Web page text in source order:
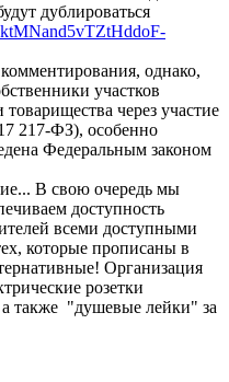
дублироваться
однако,
участков
через участие
217-ФЗ), особенно
Федеральным законом
В свою очередь мы
доступность
всеми доступными
которые прописаны в
Организация
розетки
также "душевые лейки" за